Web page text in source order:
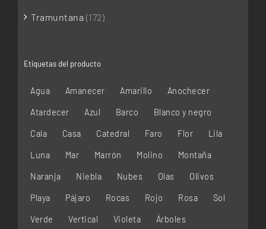
Tramuntana (172)
Etiquetas del producto
Agua Amanecer Amarillo Anochecer
Atardecer Azul Barco Blanco y negro
Cala Casa Catedral Faro Flor Lila
Luna Mar Marrón Molino Montaña
Naranja Niebla Nubes Olas Olivos
Playa Pájaro Rocas Rojo Rosa Sol
Verde Vertical Violeta Árboles